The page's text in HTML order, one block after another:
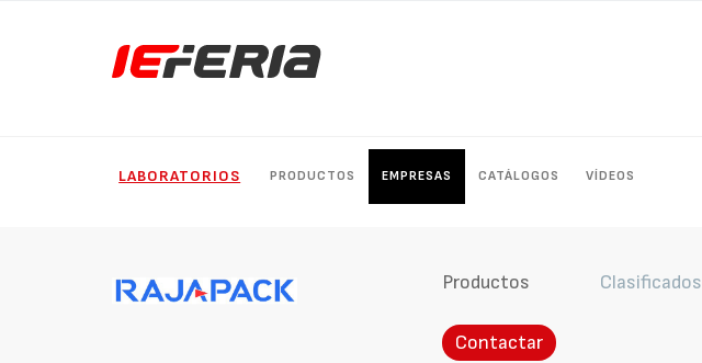
LABORATORIOS PRODUCTOS EMPRESAS CATÁLOGOS VÍDEOS
Productos Clasificados
Contactar